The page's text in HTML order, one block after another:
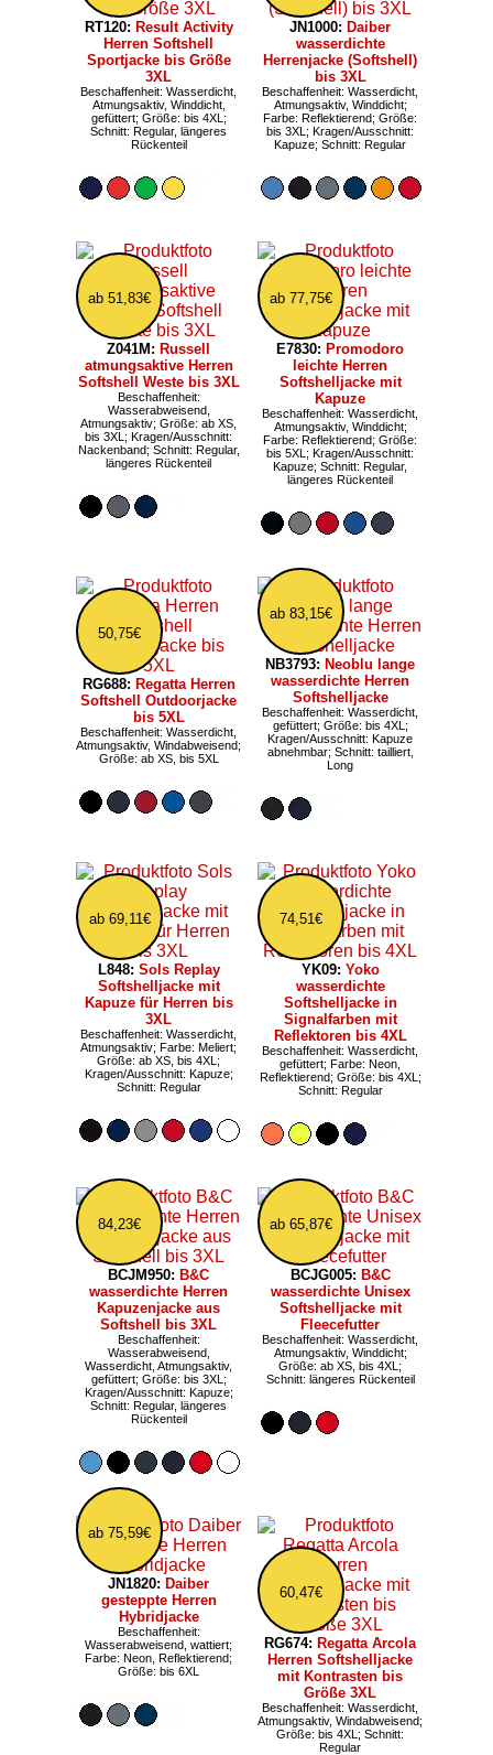
RT120: Result Activity
Herren Softshell
Sportjacke bis Größe
3XL
Beschaffenheit: Wasserdicht,
Atmungsaktiv, Winddicht,
gefüttert; Größe: bis 4XL;
Schnitt: Regular, längeres
Rückenteil
JN1000: Daiber
wasserdichte
Herrenjacke (Softshell)
bis 3XL
Beschaffenheit: Wasserdicht,
Atmungsaktiv, Winddicht;
Farbe: Reflektierend; Größe:
bis 3XL; Kragen/Ausschnitt:
Kapuze; Schnitt: Regular
ab 51,83€
Z041M: Russell
atmungsaktive Herren
Softshell Weste bis 3XL
Beschaffenheit:
Wasserabweisend,
Atmungsaktiv; Größe: ab XS,
bis 3XL; Kragen/Ausschnitt:
Nackenband; Schnitt: Regular,
längeres Rückenteil
ab 77,75€
E7830: Promodoro
leichte Herren
Softshelljacke mit
Kapuze
Beschaffenheit: Wasserdicht,
Atmungsaktiv, Winddicht;
Farbe: Reflektierend; Größe:
bis 5XL; Kragen/Ausschnitt:
Kapuze; Schnitt: Regular,
längeres Rückenteil
50,75€
RG688: Regatta Herren
Softshell Outdoorjacke
bis 5XL
Beschaffenheit: Wasserdicht,
Atmungsaktiv, Windabweisend;
Größe: ab XS, bis 5XL
ab 83,15€
NB3793: Neoblu lange
wasserdichte Herren
Softshelljacke
Beschaffenheit: Wasserdicht,
gefüttert; Größe: bis 4XL;
Kragen/Ausschnitt: Kapuze
abnehmbar; Schnitt: tailliert,
Long
ab 69,11€
L848: Sols Replay
Softshelljacke mit
Kapuze für Herren bis
3XL
Beschaffenheit: Wasserdicht,
Atmungsaktiv; Farbe: Meliert;
Größe: ab XS, bis 4XL;
Kragen/Ausschnitt: Kapuze;
Schnitt: Regular
74,51€
YK09: Yoko
wasserdichte
Softshelljacke in
Signalfarben mit
Reflektoren bis 4XL
Beschaffenheit: Wasserdicht,
gefüttert; Farbe: Neon,
Reflektierend; Größe: bis 4XL;
Schnitt: Regular
84,23€
BCJM950: B&C
wasserdichte Herren
Kapuzenjacke aus
Softshell bis 3XL
Beschaffenheit:
Wasserabweisend,
Wasserdicht, Atmungsaktiv,
gefüttert; Größe: bis 3XL;
Kragen/Ausschnitt: Kapuze;
Schnitt: Regular, längeres
Rückenteil
ab 65,87€
BCJG005: B&C
wasserdichte Unisex
Softshelljacke mit
Fleecefutter
Beschaffenheit: Wasserdicht,
Atmungsaktiv, Winddicht;
Größe: ab XS, bis 4XL;
Schnitt: längeres Rückenteil
ab 75,59€
JN1820: Daiber
gesteppte Herren
Hybridjacke
Beschaffenheit:
Wasserabweisend, wattiert;
Farbe: Neon, Reflektierend;
Größe: bis 6XL
60,47€
RG674: Regatta Arcola
Herren Softshelljacke
mit Kontrasten bis
Größe 3XL
Beschaffenheit: Wasserdicht,
Atmungsaktiv, Windabweisend;
Größe: bis 4XL; Schnitt:
Regular